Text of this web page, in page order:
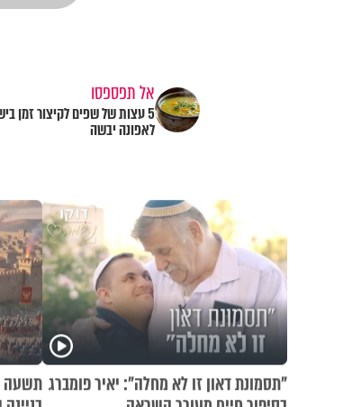
אל תפספסו
5 עצות של שפים לקיצור זמן
לאפונה יבשה
"תסמונת דאון זו לא מחלה": יאיר פומברג תשעה